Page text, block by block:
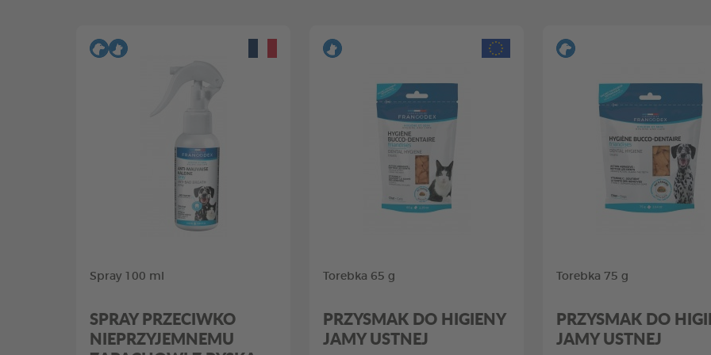
Spray 100 ml
SPRAY PRZECIWKO
NIEPRZYJEMNEMU
Torebka 65 g
PRZYSMAK DO HIGIENY
JAMY USTNEJ
Torebka 75 g
PRZYSMAK DO
JAMY USTNEJ